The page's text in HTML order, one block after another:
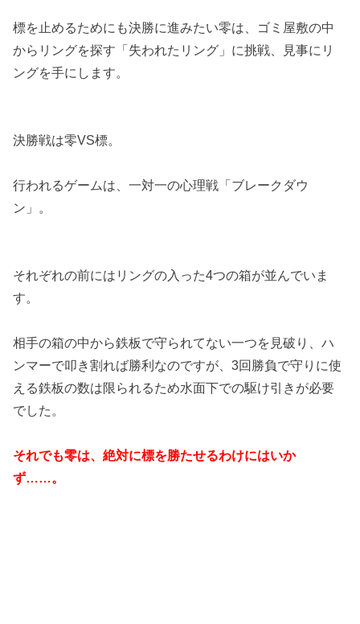
標を止めるためにも決勝に進みたい零は、ゴミ屋敷の中
からリングを探す「失われたリング」に挑戦、見事にリ
ングを手にします。
決勝戦は零VS標。
行われるゲームは、一対一の心理戦「ブレークダウ
ン」。
それぞれの前にはリングの入った4つの箱が並んでいま
す。
相手の箱の中から鉄板で守られてない一つを見破り、ハ
ンマーで叩き割れば勝利なのですが、3回勝負で守りに使
える鉄板の数は限られるため水面下での駆け引きが必要
でした。
それでも零は、絶対に標を勝たせるわけにはいか
ず……。